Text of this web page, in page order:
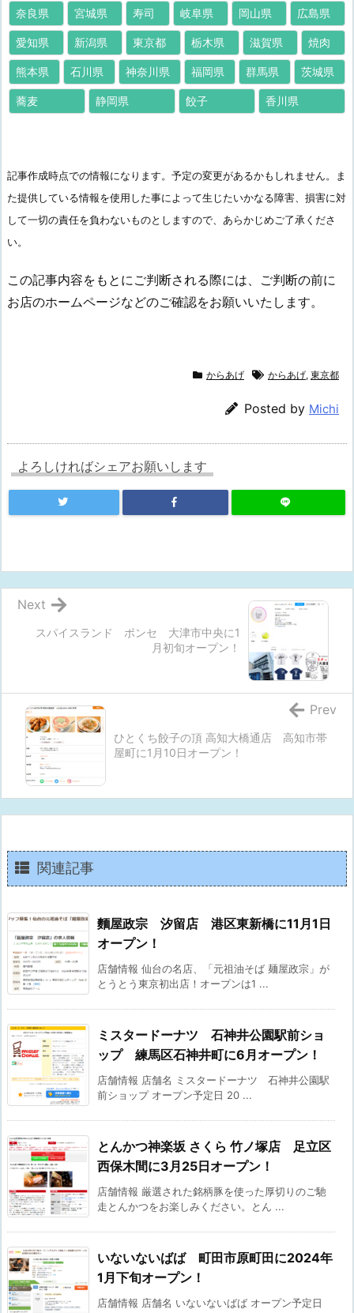
奈良県 宮城県 寿司 岐阜県 岡山県 広島県
愛知県 新潟県 東京都 栃木県 滋賀県 焼肉
熊本県 石川県 神奈川県 福岡県 群馬県 茨城県
蕎麦 静岡県 餃子 香川県
記事作成時点での情報になります。予定の変更があるかもしれません。ま
た提供している情報を使用した事によって生じたいかなる障害、損害に対
して一切の責任を負わないものとしますので、あらかじめご了承くださ
い。
この記事内容をもとにご判断される際には、ご判断の前に
お店のホームページなどのご確認をお願いいたします。
からあげ からあげ, 東京都
Posted by Michi
よろしければシェアお願いします
スパイスランド ポンセ 大津市中央に1
月初旬オープン！
Next
ひとくち餃子の頂 高知大橋通店 高知市帯
屋町に1月10日オープン！
Prev
関連記事
麵屋政宗 汐留店 港区東新橋に11月1日
オープン！
店舗情報 仙台の名店、「元祖油そば 麺屋政宗」が
とうとう東京初出店！オープンは1 ...
ミスタードーナツ 石神井公園駅前ショ
ップ 練馬区石神井町に6月オープン！
店舗情報 店舗名 ミスタードーナツ 石神井公園駅
前ショップ オープン予定日 20 ...
とんかつ神楽坂 さくら 竹ノ塚店 足立区
西保木間に3月25日オープン！
店舗情報 厳選された銘柄豚を使った厚切りのご馳
走とんかつをお楽しみください。とん ...
いないないばば 町田市原町田に2024年
1月下旬オープン！
店舗情報 店舗名 いないないばば オープン予定日